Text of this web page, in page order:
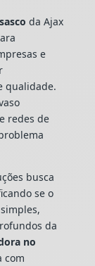
da Ajax
e
qualidade.
redes de
busca
se o
da
no
com